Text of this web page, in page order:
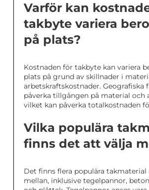
Varför kan
takbyte variera
på plats?
Kostnaden för takbyte kan variera
plats på grund av skillnader i
arbetskraftskostnader. Geografiska
påverka tillgången på material och
vilket kan påverka totalkostnaden
Vilka populära
finns det att välja
Det finns flera populära takmaterial
mellan, inklusive tegelpannor,